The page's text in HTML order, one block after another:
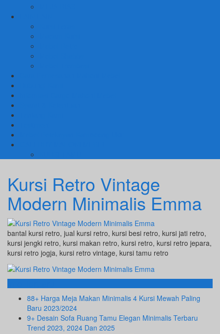
Kursi Retro Vintage
Modern Minimalis Emma
bantal kursi retro, jual kursi retro, kursi besi retro, kursi jati retro,
kursi jengki retro, kursi makan retro, kursi retro, kursi retro jepara,
kursi retro jogja, kursi retro vintage, kursi tamu retro
Info Terbaru
88+ Harga Meja Makan Minimalis 4 Kursi Mewah Paling
Baru 2023/2024
9+ Desain Sofa Ruang Tamu Elegan Minimalis Terbaru
Trend 2023, 2024 Dan 2025